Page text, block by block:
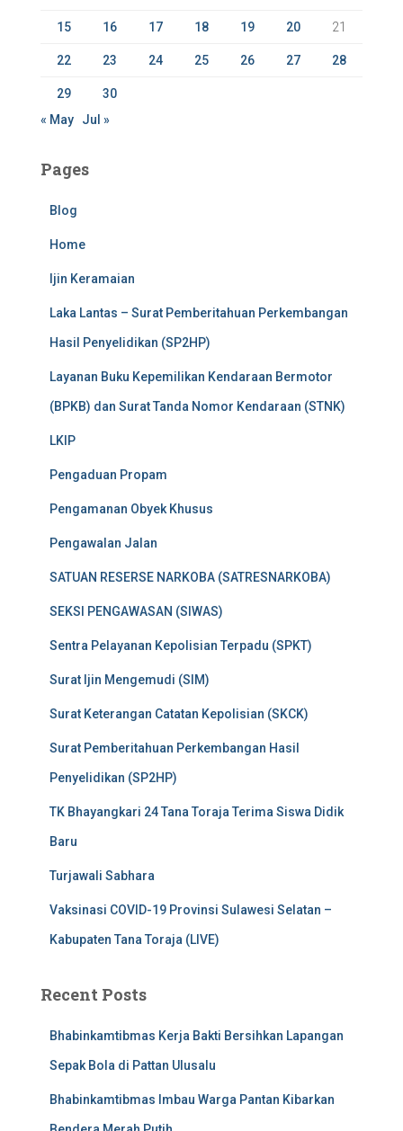
15 16 17 18 19 20 21
22 23 24 25 26 27 28
29
30
« May
Jul »
Pages
Blog
Home
Ijin Keramaian
Laka Lantas – Surat Pemberitahuan Perkembangan
Hasil Penyelidikan (SP2HP)
Layanan Buku Kepemilikan Kendaraan Bermotor
(BPKB) dan Surat Tanda Nomor Kendaraan (STNK)
LKIP
Pengaduan Propam
Pengamanan Obyek Khusus
Pengawalan Jalan
SATUAN RESERSE NARKOBA (SATRESNARKOBA)
SEKSI PENGAWASAN (SIWAS)
Sentra Pelayanan Kepolisian Terpadu (SPKT)
Surat Ijin Mengemudi (SIM)
Surat Keterangan Catatan Kepolisian (SKCK)
Surat Pemberitahuan Perkembangan Hasil
Penyelidikan (SP2HP)
TK Bhayangkari 24 Tana Toraja Terima Siswa Didik
Baru
Turjawali Sabhara
Vaksinasi COVID-19 Provinsi Sulawesi Selatan –
Kabupaten Tana Toraja (LIVE)
Recent Posts
Bhabinkamtibmas Kerja Bakti Bersihkan Lapangan
Sepak Bola di Pattan Ulusalu
Bhabinkamtibmas Imbau Warga Pantan Kibarkan